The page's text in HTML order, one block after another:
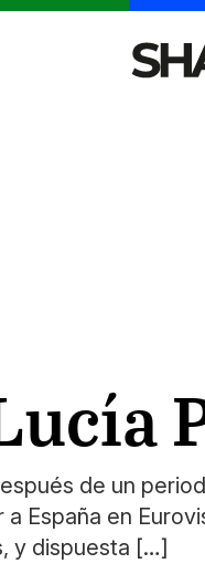
de un
España en
y dispuesta […]